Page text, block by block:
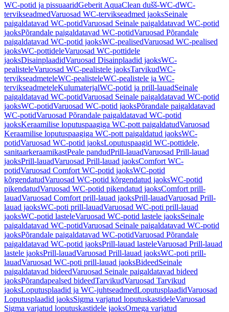
WC-potid ja pissuaaridGeberit AquaClean dušš-WC-dWC-
tervikseadmedVaruosad WC-tervikseadmed jaoksSeinale
paigaldatavad WC-potidVaruosad Seinale paigaldatavad WC-potid
jaoksPõrandale paigaldatavad WC-potidVaruosad Põrandale
paigaldatavad WC-potid jaoksWC-pealisedVaruosad WC-pealised
jaoksWC-pottideleVaruosad WC-pottidele
jaoksDisainplaadidVaruosad Disainplaadid jaoksWC-
pealisteleVaruosad WC-pealistele jaoksTarvikudWC-
tervikseadmeteleWC-pealisteleWC-pealistele ja WC-
tervikseadmeteleKulumaterjalWC-potid ja prill-lauadSeinale
paigaldatavad WC-potidVaruosad Seinale paigaldatavad WC-potid
jaoksWC-potidVaruosad WC-potid jaoksPõrandale paigaldatavad
WC-potidVaruosad Põrandale paigaldatavad WC-potid
jaoksKeraamilise loputuspaagiga WC-pott paigaldatudVaruosad
Keraamilise loputuspaagiga WC-pott paigaldatud jaoksWC-
potidVaruosad WC-potid jaoksLoputuspaagid WC-pottidele,
sanitaarkeraamikastPeale pandudPrill-lauadVaruosad Prill-lauad
jaoksPrill-lauadVaruosad Prill-lauad jaoksComfort WC-
potidVaruosad Comfort WC-potid jaoksWC-potid
kõrgendatudVaruosad WC-potid kõrgendatud jaoksWC-potid
pikendatudVaruosad WC-potid pikendatud jaoksComfort prill-
lauadVaruosad Comfort prill-lauad jaoksPrill-lauadVaruosad Prill-
lauad jaoksWC-poti prill-lauadVaruosad WC-poti prill-lauad
jaoksWC-potid lasteleVaruosad WC-potid lastele jaoksSeinale
paigaldatavad WC-potidVaruosad Seinale paigaldatavad WC-potid
jaoksPõrandale paigaldatavad WC-potidVaruosad Põrandale
paigaldatavad WC-potid jaoksPrill-lauad lasteleVaruosad Prill-lauad
lastele jaoksPrill-lauadVaruosad Prill-lauad jaoksWC-poti prill-
lauadVaruosad WC-poti prill-lauad jaoksBideedSeinale
paigaldatavad bideedVaruosad Seinale paigaldatavad bideed
jaoksPõrandapealsed bideedTarvikudVaruosad Tarvikud
jaoksLoputusplaadid ja WC-juhtseadmedLoputusplaadidVaruosad
Loputusplaadid jaoksSigma varjatud loputuskastideleVaruosad
Sigma varjatud loputuskastidele jaoksOmega varjatud